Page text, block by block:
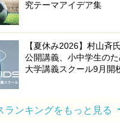
究テーマアイデア集
【夏休み2026】村山斉
公開講義、小中学生の
大学講義スクール9月開
ランキングをもっと見る